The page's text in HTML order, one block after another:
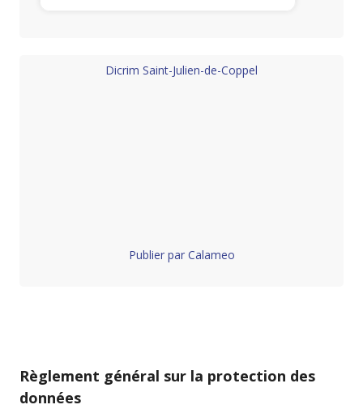
Dicrim Saint-Julien-de-Coppel
Publier par Calameo
Règlement général sur la protection des
données